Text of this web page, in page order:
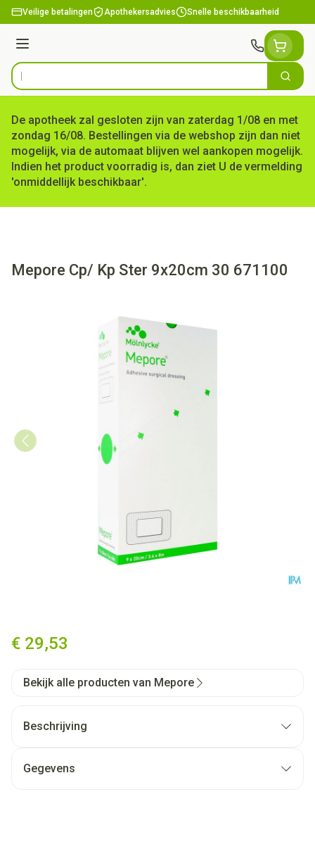
Ga naar de inhoud
Veilige betalingen Apothekersadvies Snelle beschikbaarheid
Menu
Product, merk, categorie... Zoek
De apotheek zal gesloten zijn van zaterdag 1/08 en met
zondag 16/08. Bestellingen via de webshop zijn dan niet
mogelijk, via de automaat blijven wel aankopen mogelijk.
Indien het product voorradig is, dan ziet U de vermelding
'onmiddellijk beschikbaar'.
Mepore Cp/ Kp Ster 9x20cm 30 671100
€ 29,53
Bekijk alle producten van Mepore
Beschrijving
Gegevens